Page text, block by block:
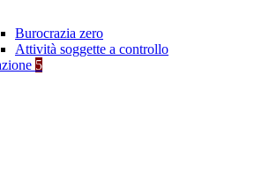
Burocrazia zero
Attività soggette a controllo
5